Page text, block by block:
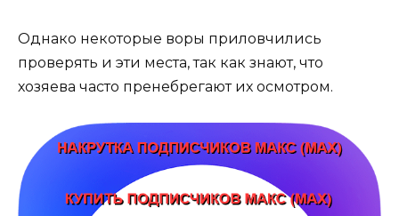
Однако некоторые воры приловчились
проверять и эти места, так как знают, что
хозяева часто пренебрегают их осмотром.